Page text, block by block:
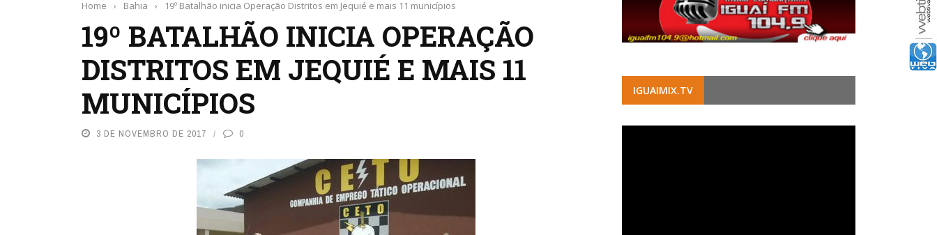
Home › Bahia › 19º Batalhão inicia Operação Distritos em Jequié e mais 11 municípios
19º BATALHÃO INICIA OPERAÇÃO
DISTRITOS EM JEQUIÉ E MAIS 11
MUNICÍPIOS
3 DE NOVEMBRO DE 2017 0
IGUAIMIX.TV